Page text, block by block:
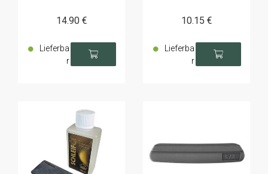
14.90 €
Lieferba
r
10.15 €
Lieferba
r